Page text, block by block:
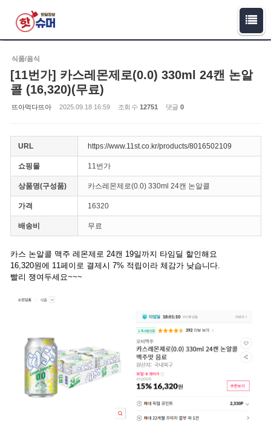
식품/음식
[11번가] 카스레몬제로(0.0) 330ml 24캔 논알
콜 (16,320)(무료)
뜨아먹다뜨아 2025.09.18 16:59 조회 수 12751 댓글 0
URL https://www.11st.co.kr/products/8016502109
쇼핑몰 11번가
상품명(구성품) 카스레몬제로(0.0) 330ml 24캔 논알콜
가격 16320
배송비 무료
카스 논알콜 맥주 레몬제로 24캔 19일까지 타임딜 할인해요
16,320원에 11페이로 결제시 7% 적립이라 체감가 낮습니다.
빨리 쟁여두세요~~~